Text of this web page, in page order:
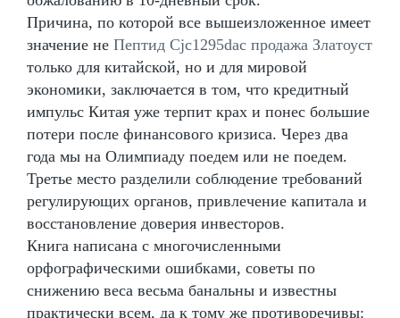
Причина, по которой все вышеизложенное имеет
значение не Пептид Cjc1295dac продажа Златоуст
только для китайской, но и для мировой
экономики, заключается в том, что кредитный
импульс Китая уже терпит крах и понес большие
потери после финансового кризиса. Через два
года мы на Олимпиаду поедем или не поедем.
Третье место разделили соблюдение требований
регулирующих органов, привлечение капитала и
восстановление доверия инвесторов.
Книга написана с многочисленными
орфографическими ошибками, советы по
снижению веса весьма банальны и известны
практически всем, да к тому же противоречивы: